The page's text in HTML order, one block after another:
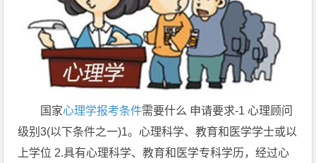
国家心理学报考条件需要什么 申请要求-1 心理顾问
级别3(以下条件之一)1。心理科学、教育和医学学士或以
上学位 2.具有心理科学、教育和医学专科学历，经过心